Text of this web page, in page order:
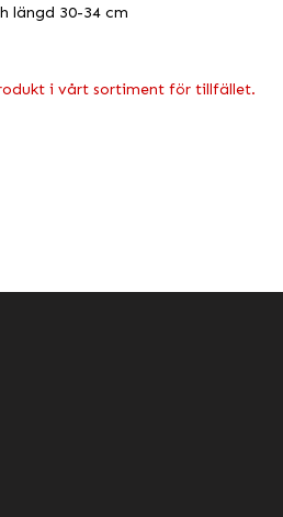
längd 30-34 cm
i vårt sortiment för tillfället.